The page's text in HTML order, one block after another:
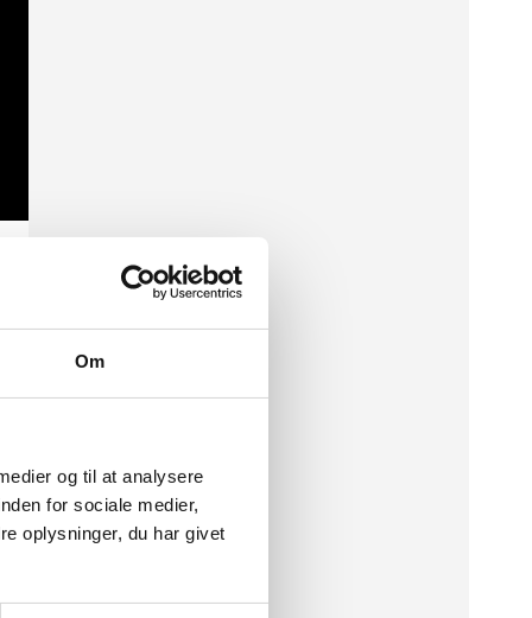
Om
og til at analysere
for sociale medier,
oplysninger, du har givet